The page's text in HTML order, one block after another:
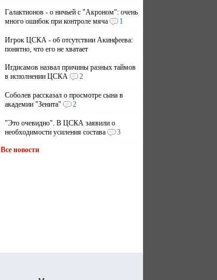
Галактионов - о ничьей с "Акроном": очень
много ошибок при контроле мяча
1
Игрок ЦСКА - об отсутствии Акинфеева:
понятно, что его не хватает
Игдисамов назвал причины разных таймов
в исполнении ЦСКА
2
Соболев рассказал о просмотре сына в
академии "Зенита"
2
"Это очевидно". В ЦСКА заявили о
необходимости усиления состава
3
Все новости